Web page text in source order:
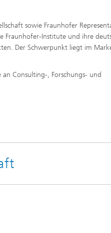
sowie Fraunhofer
Fraunhofer-Institute und ihre
Der Schwerpunkt liegt im
Consulting-, Forschungs- und